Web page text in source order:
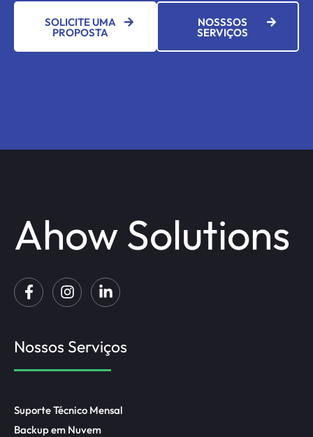
SOLICITE UMA
PROPOSTA
NOSSSOS
SERVIÇOS
Ahow Solutions
Nossos Serviços
Suporte Técnico Mensal
Backup em Nuvem